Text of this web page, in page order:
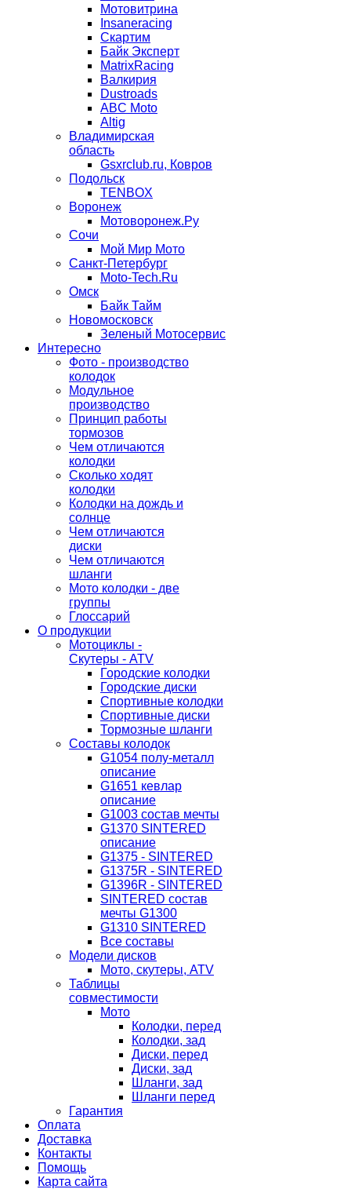
Мотовитрина
Insaneracing
Скартим
Байк Эксперт
MatrixRacing
Валкирия
Dustroads
ABC Moto
Altig
Владимирская
область
Gsxrclub.ru, Ковров
Подольск
TENBOX
Воронеж
Мотоворонеж.Ру
Сочи
Мой Мир Мото
Санкт-Петербург
Moto-Tech.Ru
Омск
Байк Тайм
Новомосковск
Зеленый Мотосервис
Интересно
Фото - производство
колодок
Модульное
производство
Принцип работы
тормозов
Чем отличаются
колодки
Сколько ходят
колодки
Колодки на дождь и
солнце
Чем отличаются
диски
Чем отличаются
шланги
Мото колодки - две
группы
Глоссарий
О продукции
Мотоциклы -
Скутеры - ATV
Городские колодки
Городские диски
Спортивные колодки
Спортивные диски
Тормозные шланги
Составы колодок
G1054 полу-металл
описание
G1651 кевлар
описание
G1003 состав мечты
G1370 SINTERED
описание
G1375 - SINTERED
G1375R - SINTERED
G1396R - SINTERED
SINTERED состав
мечты G1300
G1310 SINTERED
Все составы
Модели дисков
Мото, скутеры, ATV
Таблицы
совместимости
Мото
Колодки, перед
Колодки, зад
Диски, перед
Диски, зад
Шланги, зад
Шланги перед
Гарантия
Оплата
Доставка
Контакты
Помощь
Карта сайта